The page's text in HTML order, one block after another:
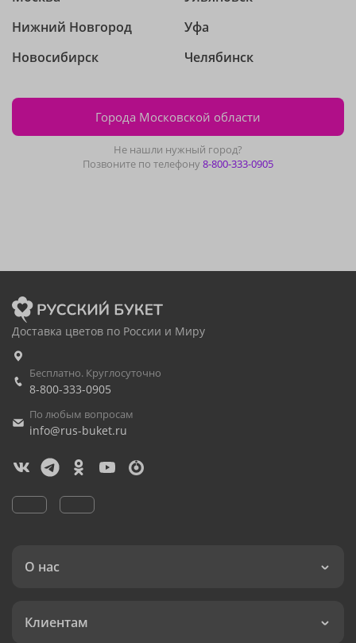
Нижний Новгород
Новосибирск
Уфа
Челябинск
Города Московской области
Не нашли нужный город?
Позвоните по телефону8-800-333-0905
Доставка цветов по России и Миру
Бесплатно. Круглосуточно
8-800-333-0905
По любым вопросам
info@rus-buket.ru
О нас
Клиентам